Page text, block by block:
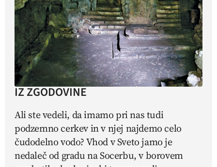
IZ ZGODOVINE
Ali ste vedeli, da imamo pri nas tudi
podzemno cerkev in v njej najdemo celo
čudodelno vodo? Vhod v Sveto jamo je
nedaleč od gradu na Socerbu, v borovem